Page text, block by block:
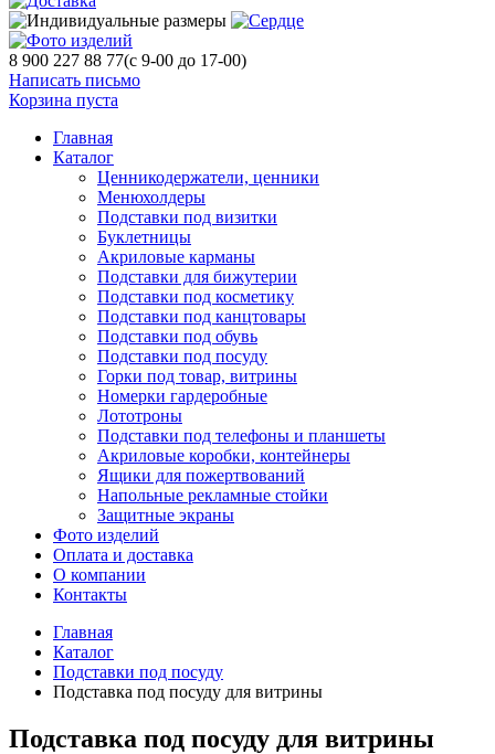
8 900 227 88 77(с 9-00 до 17-00)
Написать письмо
Корзина пуста
Главная
Каталог
Ценникодержатели, ценники
Менюхолдеры
Подставки под визитки
Буклетницы
Акриловые карманы
Подставки для бижутерии
Подставки под косметику
Подставки под канцтовары
Подставки под обувь
Подставки под посуду
Горки под товар, витрины
Номерки гардеробные
Лототроны
Подставки под телефоны и планшеты
Акриловые коробки, контейнеры
Ящики для пожертвований
Напольные рекламные стойки
Защитные экраны
Фото изделий
Оплата и доставка
О компании
Контакты
Главная
Каталог
Подставки под посуду
Подставка под посуду для витрины
Подставка под посуду для витрины